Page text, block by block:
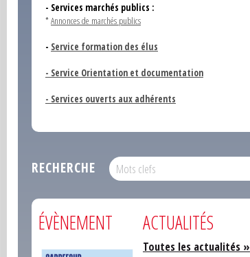
- Services marchés publics :
*Annonces de marchés publics
- Service formation des élus
- Service Orientation et documentation
- Services ouverts aux adhérents
RECHERCHE
ÉVÈNEMENT ACTUALITÉS
Toutes les actualités »